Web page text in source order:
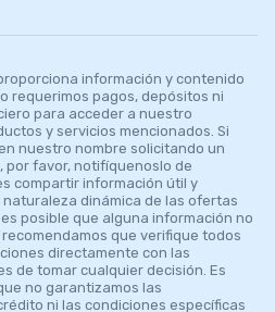
información y contenido
requerimos pagos, depósitos ni
para acceder a nuestro
y servicios mencionados. Si
nuestro nombre solicitando un
por favor, notifíquenoslo de
compartir información útil y
dinámica de las ofertas
posible que alguna información no
que verifique todos
directamente con las
de tomar cualquier decisión. Es
no garantizamos las
ni las condiciones específicas